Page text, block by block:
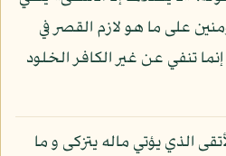
على ما هو لازم القصر في
إنما تنفي عن غير الكافر الخلود
الذي يؤتي ماله يتزكى و ما